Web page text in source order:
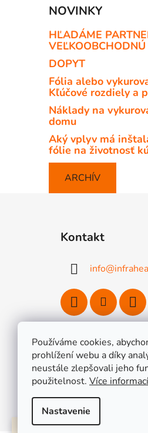
Používáme cookies,
prohlížení webu a díky
neustále zlepšovali jeho
použitelnost. Více informací
Nastavenie
Lepšia cena inde alebo väčšia
NOVINKY
HĽADÁME
DOPYT
Fólia alebo
Kľúčové rozdiely a
Náklady na
domu
Aký vplyv má
fólie na životnosť
ARCHÍV
Kontakt
info@
Vykurovacie
/